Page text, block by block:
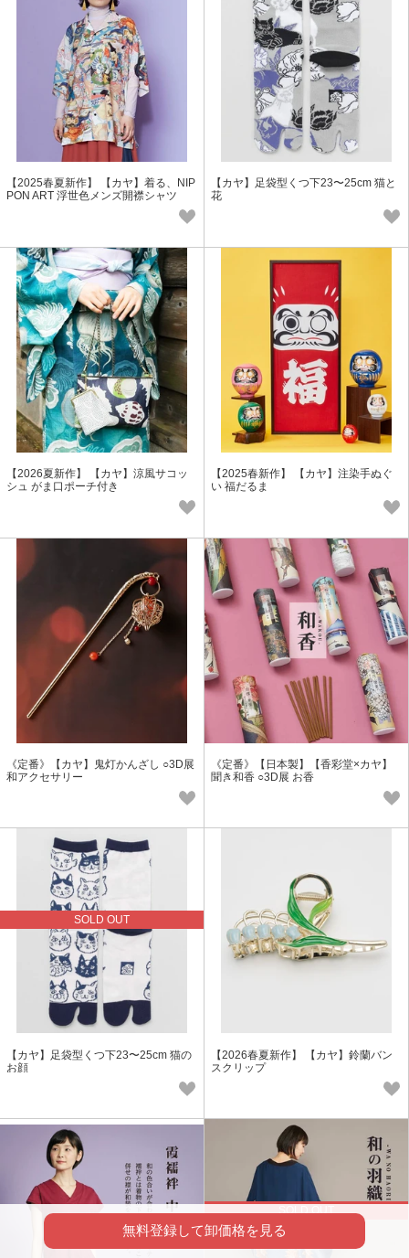
【2025春夏新作】 【カヤ】着る、NIP
PON ART 浮世色メンズ開襟シャツ
【カヤ】足袋型くつ下23〜25cm 猫と
花
【2026夏新作】 【カヤ】涼風サコッ
シュ がま口ポーチ付き
【2025春新作】 【カヤ】注染手ぬぐ
い 福だるま
《定番》【カヤ】鬼灯かんざし ○3D展
和アクセサリー
《定番》【日本製】【香彩堂×カヤ】
聞き和香 ○3D展 お香
SOLD OUT
【カヤ】足袋型くつ下23〜25cm 猫の
お顔
【2026春夏新作】 【カヤ】鈴蘭バン
スクリップ
SOLD OUT
無料登録して卸価格を見る